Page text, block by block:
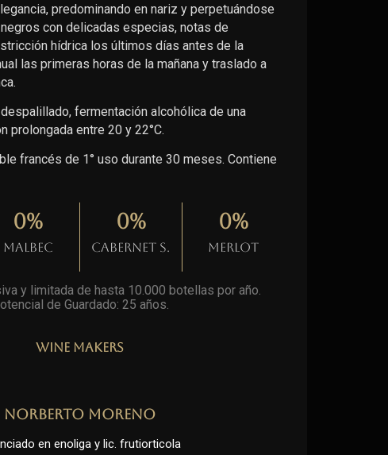
predominando en nariz y perpetuándose
con delicadas especias, notas de
hídrica los últimos días antes de la
las primeras horas de la mañana y traslado a
fermentación alcohólica de una
prolongada entre 20 y 22°C.
francés de 1° uso durante 30 meses. Contiene
Malbec
0%
Cabernet S.
0%
Merlot
0%
y limitada de hasta 10.000 botellas por año.
de Guardado: 25 años
Wine Makers
Norberto Moreno
en enoliga y lic. frutiorticola